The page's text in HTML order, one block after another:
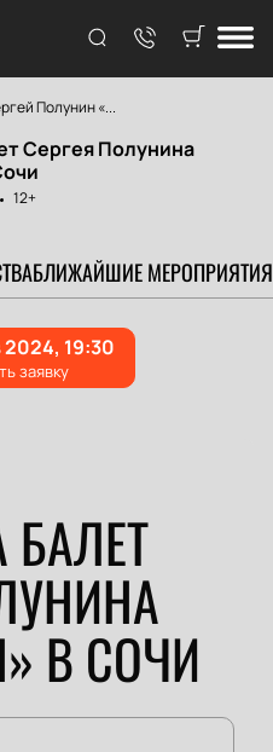
Полунин «...
Сергея Полунина
12+
БЛИЖАЙШИЕ МЕРОПРИЯТИЯ
В СОЧИ